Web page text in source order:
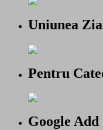
Uniunea
Pentru
Google Add